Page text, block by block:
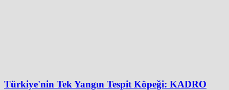
Türkiye'nin Tek Yangın Tespit Köpeği: KADRO